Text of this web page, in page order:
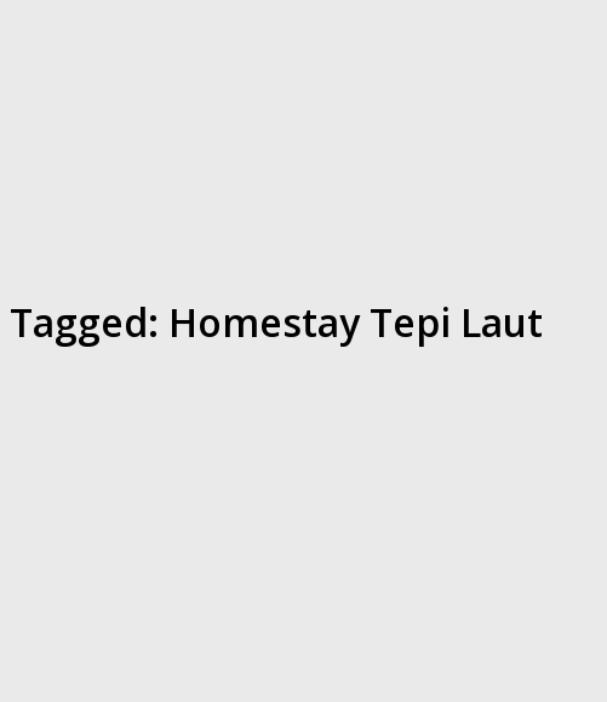
Tagged: Homestay Tepi Laut